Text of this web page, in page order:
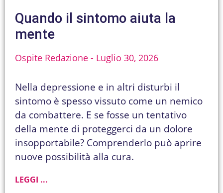
Quando il sintomo aiuta la
mente
Ospite Redazione Luglio 30, 2026
Nella depressione e in altri disturbi il
sintomo è spesso vissuto come un nemico
da combattere. E se fosse un tentativo
della mente di proteggerci da un dolore
insopportabile? Comprenderlo può aprire
nuove possibilità alla cura.
LEGGI ...